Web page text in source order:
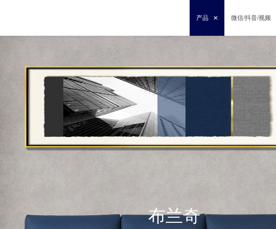
产品 微信/抖音/视频
布兰奇